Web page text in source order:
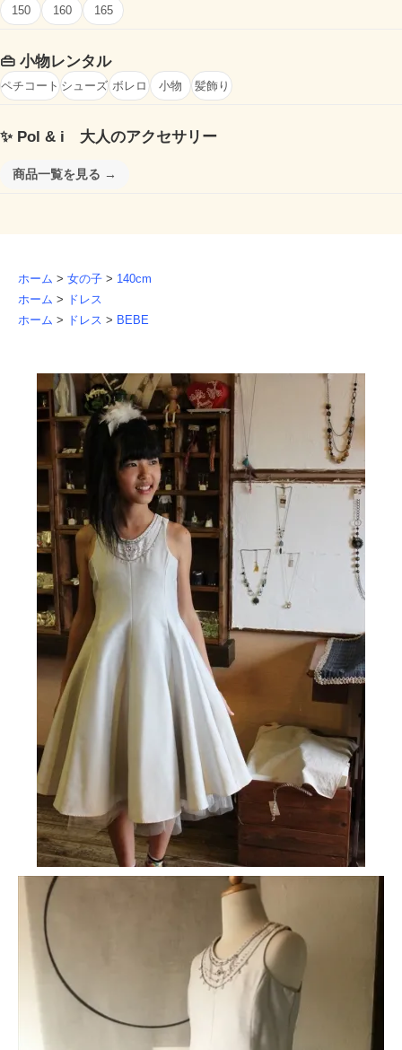
150 160 165
👜 小物レンタル
ペチコートシューズ ボレロ 小物 髪飾り
✨ Pol & i 大人のアクセサリー
商品一覧を見る →
ホーム > 女の子 > 140cm
ホーム >
ドレス
ホーム > ドレス > BEBE